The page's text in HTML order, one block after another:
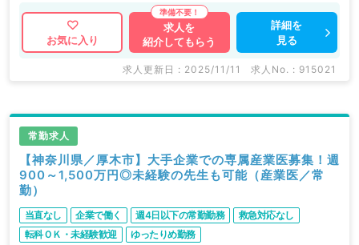
お気に入り
求人を
紹介してもらう
詳細を
見る
求人更新日 : 2025/11/11 求人No. : 915021
常勤求人
【神奈川県／厚木市】大手企業での専属産業医募集！週
900～1,500万円◎未経験の先生も可能（産業医／常
勤）
当直なし 企業で働く 週4日以下の常勤勤務
救急対応なし
転科ＯＫ・未経験歓迎
ゆったりめ勤務